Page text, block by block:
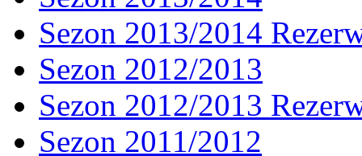
Sezon 2013/2014
Sezon 2012/2013
Sezon 2012/2013
Sezon 2011/2012